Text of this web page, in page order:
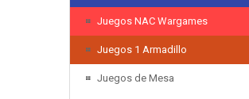
Juegos NAC Wargames
Juegos 1 Armadillo
Juegos de Mesa